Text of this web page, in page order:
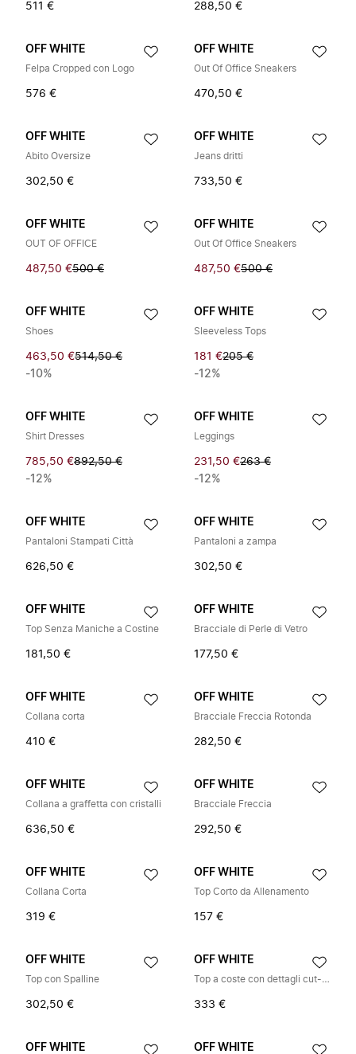
511 € 288,50 €
OFF WHITE
Felpa Cropped con Logo
576 €
OFF WHITE
Out Of Office Sneakers
470,50 €
OFF WHITE
Abito Oversize
302,50 €
OFF WHITE
Jeans dritti
733,50 €
OFF WHITE
OUT OF OFFICE
487,50 €500 €
OFF WHITE
Out Of Office Sneakers
487,50 €500 €
OFF WHITE
Shoes
463,50 €514,50 €
-10%
OFF WHITE
Sleeveless Tops
181 €205 €
-12%
OFF WHITE
Shirt Dresses
785,50 €892,50 €
-12%
OFF WHITE
Leggings
231,50 €263 €
-12%
OFF WHITE
Pantaloni Stampati Città
626,50 €
OFF WHITE
Pantaloni a zampa
302,50 €
OFF WHITE
Top Senza Maniche a Costine
181,50 €
OFF WHITE
Bracciale di Perle di Vetro
177,50 €
OFF WHITE
Collana corta
410 €
OFF WHITE
Bracciale Freccia Rotonda
282,50 €
OFF WHITE
Collana a graffetta con cristalli
636,50 €
OFF WHITE
Bracciale Freccia
292,50 €
OFF WHITE
Collana Corta
319 €
OFF WHITE
Top Corto da Allenamento
157 €
OFF WHITE
Top con Spalline
302,50 €
OFF WHITE
Top a coste con dettagli cut-out decorativi
333 €
OFF WHITE OFF WHITE